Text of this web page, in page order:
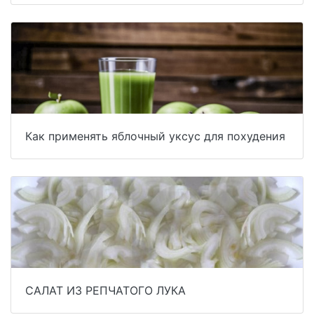
Как применять яблочный уксус для похудения
САЛАТ ИЗ РЕПЧАТОГО ЛУКА